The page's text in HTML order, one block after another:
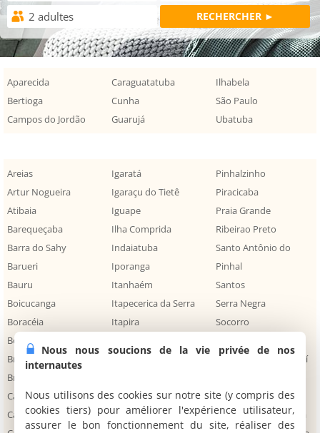
Aparecida
Bertioga
Campos do Jordão
Caraguatatuba
Cunha
Guarujá
Ilhabela
São Paulo
Ubatuba
Areias
Artur Nogueira
Atibaia
Barequeçaba
Barra do Sahy
Barueri
Bauru
Boicucanga
Boracéia
Botucatu
Bragança Paulista
Brotas
Cachoeira Paulista
Camburi
Igaratá
Igaraçu do Tietê
Iguape
Ilha Comprida
Indaiatuba
Iporanga
Itanhaém
Itapecerica da Serra
Itapira
Jundiai
Juquei
Pinhalzinho
Piracicaba
Praia Grande
Ribeirao Preto
Santo Antônio do
Pinhal
Santos
Serra Negra
Socorro
São Bento do Sapucaí
São José dos Campos
São João da Boa Vista
Nous nous soucions de la vie privée de nos
internautes
Nous utilisons des cookies sur notre site (y compris des
cookies tiers) pour améliorer l'expérience utilisateur,
assurer le bon fonctionnement du site, réaliser des